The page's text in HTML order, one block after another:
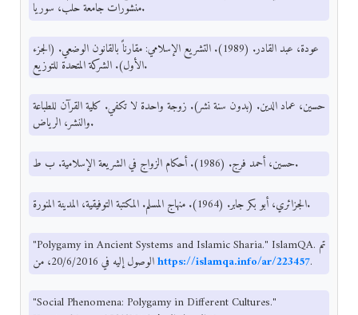
منشورات جامعة حلب، سوريا.
عودة، عبد القادر. (1989). التشريع الإسلامي: مقارناً بالقانون الوضعي. (الجزء
الأول). الشركة المتحدة للتوزيع.
حسين، عماد الدين. (بدون سنة نشر). زوجة واحدة لا تكفي. كلية القرآن للطباعة
والنشر، الرياض.
حسين، أحمد فرج. (1986). أحكام الزواج في الشريعة الإسلامية. ب ط.
الجزائري، أبو بكر جابر. (1964). منهاج المسلم. المكتبة التوفيقية، المدينة المنورة.
"Polygamy in Ancient Systems and Islamic Sharia." IslamQA. تم
الوصول إليه في 20/6/2016، منhttps://islamqa.info/ar/223457.
"Social Phenomena: Polygamy in Different Cultures."